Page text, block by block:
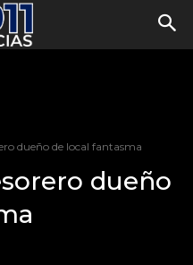
dueño de local fantasma
dueño